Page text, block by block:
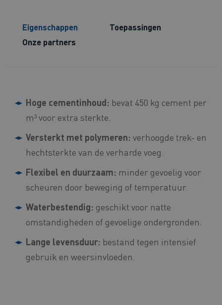
Eigenschappen
Toepassingen
Onze partners
Hoge cementinhoud: bevat 450 kg cement per
m³ voor extra sterkte.
Versterkt met polymeren: verhoogde trek- en
hechtsterkte van de verharde voeg.
Flexibel en duurzaam: minder gevoelig voor
scheuren door beweging of temperatuur.
Waterbestendig: geschikt voor natte
omstandigheden of gevoelige ondergronden.
Lange levensduur: bestand tegen intensief
gebruik en weersinvloeden.